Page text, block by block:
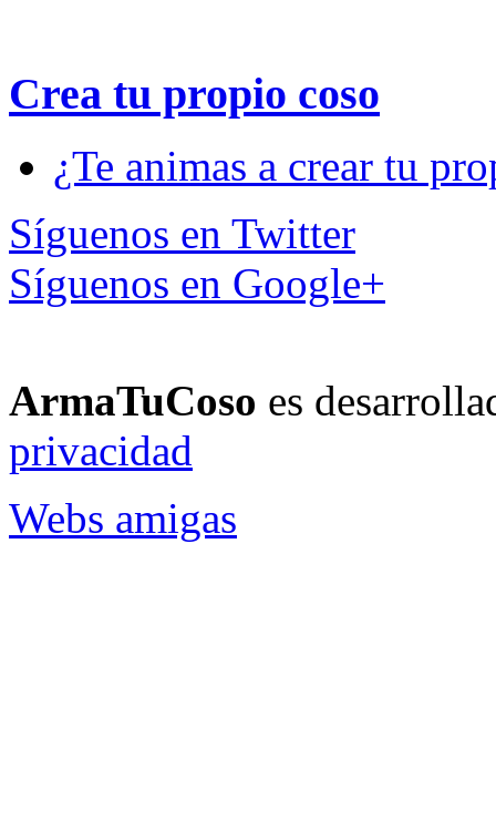
Crea tu propio coso
¿Te animas a crear tu
Síguenos en Twitter
Síguenos en Google+
ArmaTuCoso es
privacidad
Webs amigas